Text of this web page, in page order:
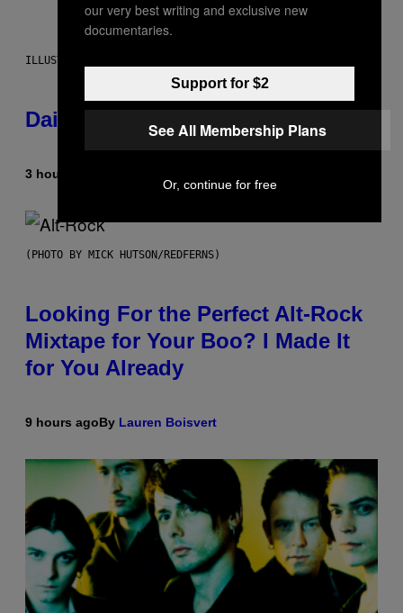
ILLUSTRATION BY REESA.
Daily Horoscope: August 6, 2026
3 hours ago
(PHOTO BY MICK HUTSON/REDFERNS)
Looking For the Perfect Alt-Rock
Mixtape for Your Boo? I Made It
for You Already
9 hours agoBy Lauren Boisvert
our very best writing and exclusive new
documentaries.
Support for $2
See All Membership Plans
Or, continue for free